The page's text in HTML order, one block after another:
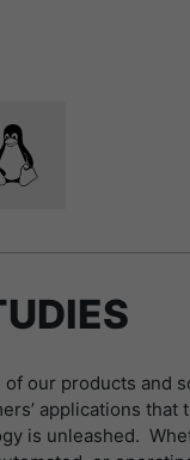
our products and
applications that
is unleashed.